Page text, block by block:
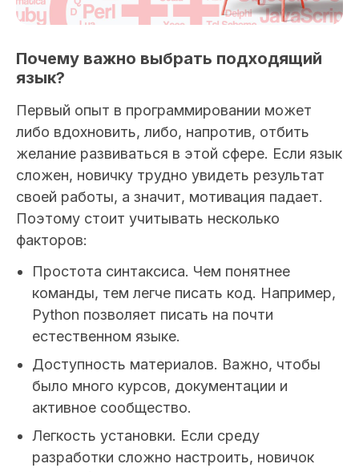
Почему важно выбрать подходящий
язык?
Первый опыт в программировании может
либо вдохновить, либо, напротив, отбить
желание развиваться в этой сфере. Если язык
сложен, новичку трудно увидеть результат
своей работы, а значит, мотивация падает.
Поэтому стоит учитывать несколько
факторов:
Простота синтаксиса. Чем понятнее
команды, тем легче писать код. Например,
Python позволяет писать на почти
естественном языке.
Доступность материалов. Важно, чтобы
было много курсов, документации и
активное сообщество.
Легкость установки. Если среду
разработки сложно настроить, новичок